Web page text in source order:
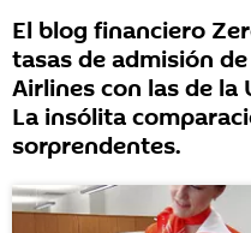
El blog financiero
tasas de admisión
Airlines con las de
La insólita
sorprendentes.